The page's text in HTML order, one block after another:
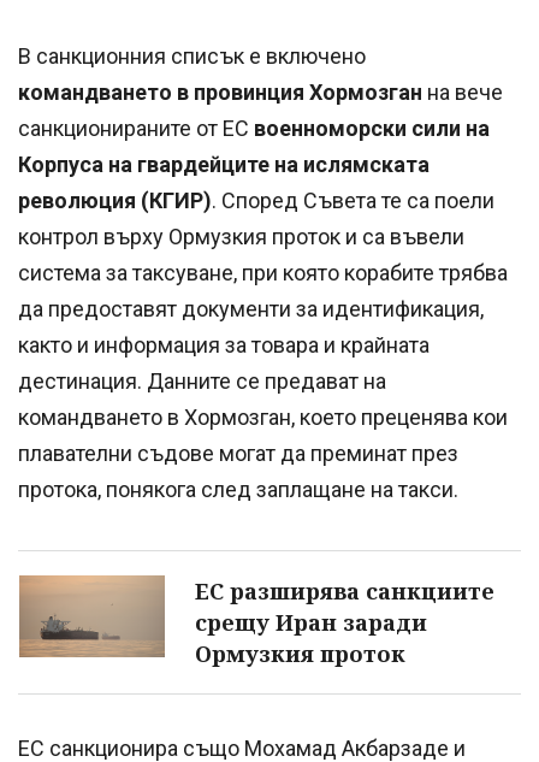
В санкционния списък е включено
командването в провинция Хормозган на вече
санкционираните от ЕС военноморски сили на
Корпуса на гвардейците на ислямската
революция (КГИР). Според Съвета те са поели
контрол върху Ормузкия проток и са въвели
система за таксуване, при която корабите трябва
да предоставят документи за идентификация,
както и информация за товара и крайната
дестинация. Данните се предават на
командването в Хормозган, което преценява кои
плавателни съдове могат да преминат през
протока, понякога след заплащане на такси.
ЕС разширява санкциите
срещу Иран заради
Ормузкия проток
ЕС санкционира също Мохамад Акбарзаде и